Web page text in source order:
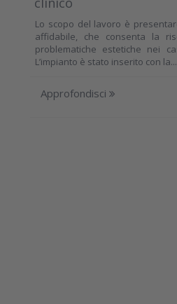
Lo scopo del lavoro è
affidabile, che consenta la
problematiche estetiche nei
L’impianto è stato inserito con la...
Approfondisci